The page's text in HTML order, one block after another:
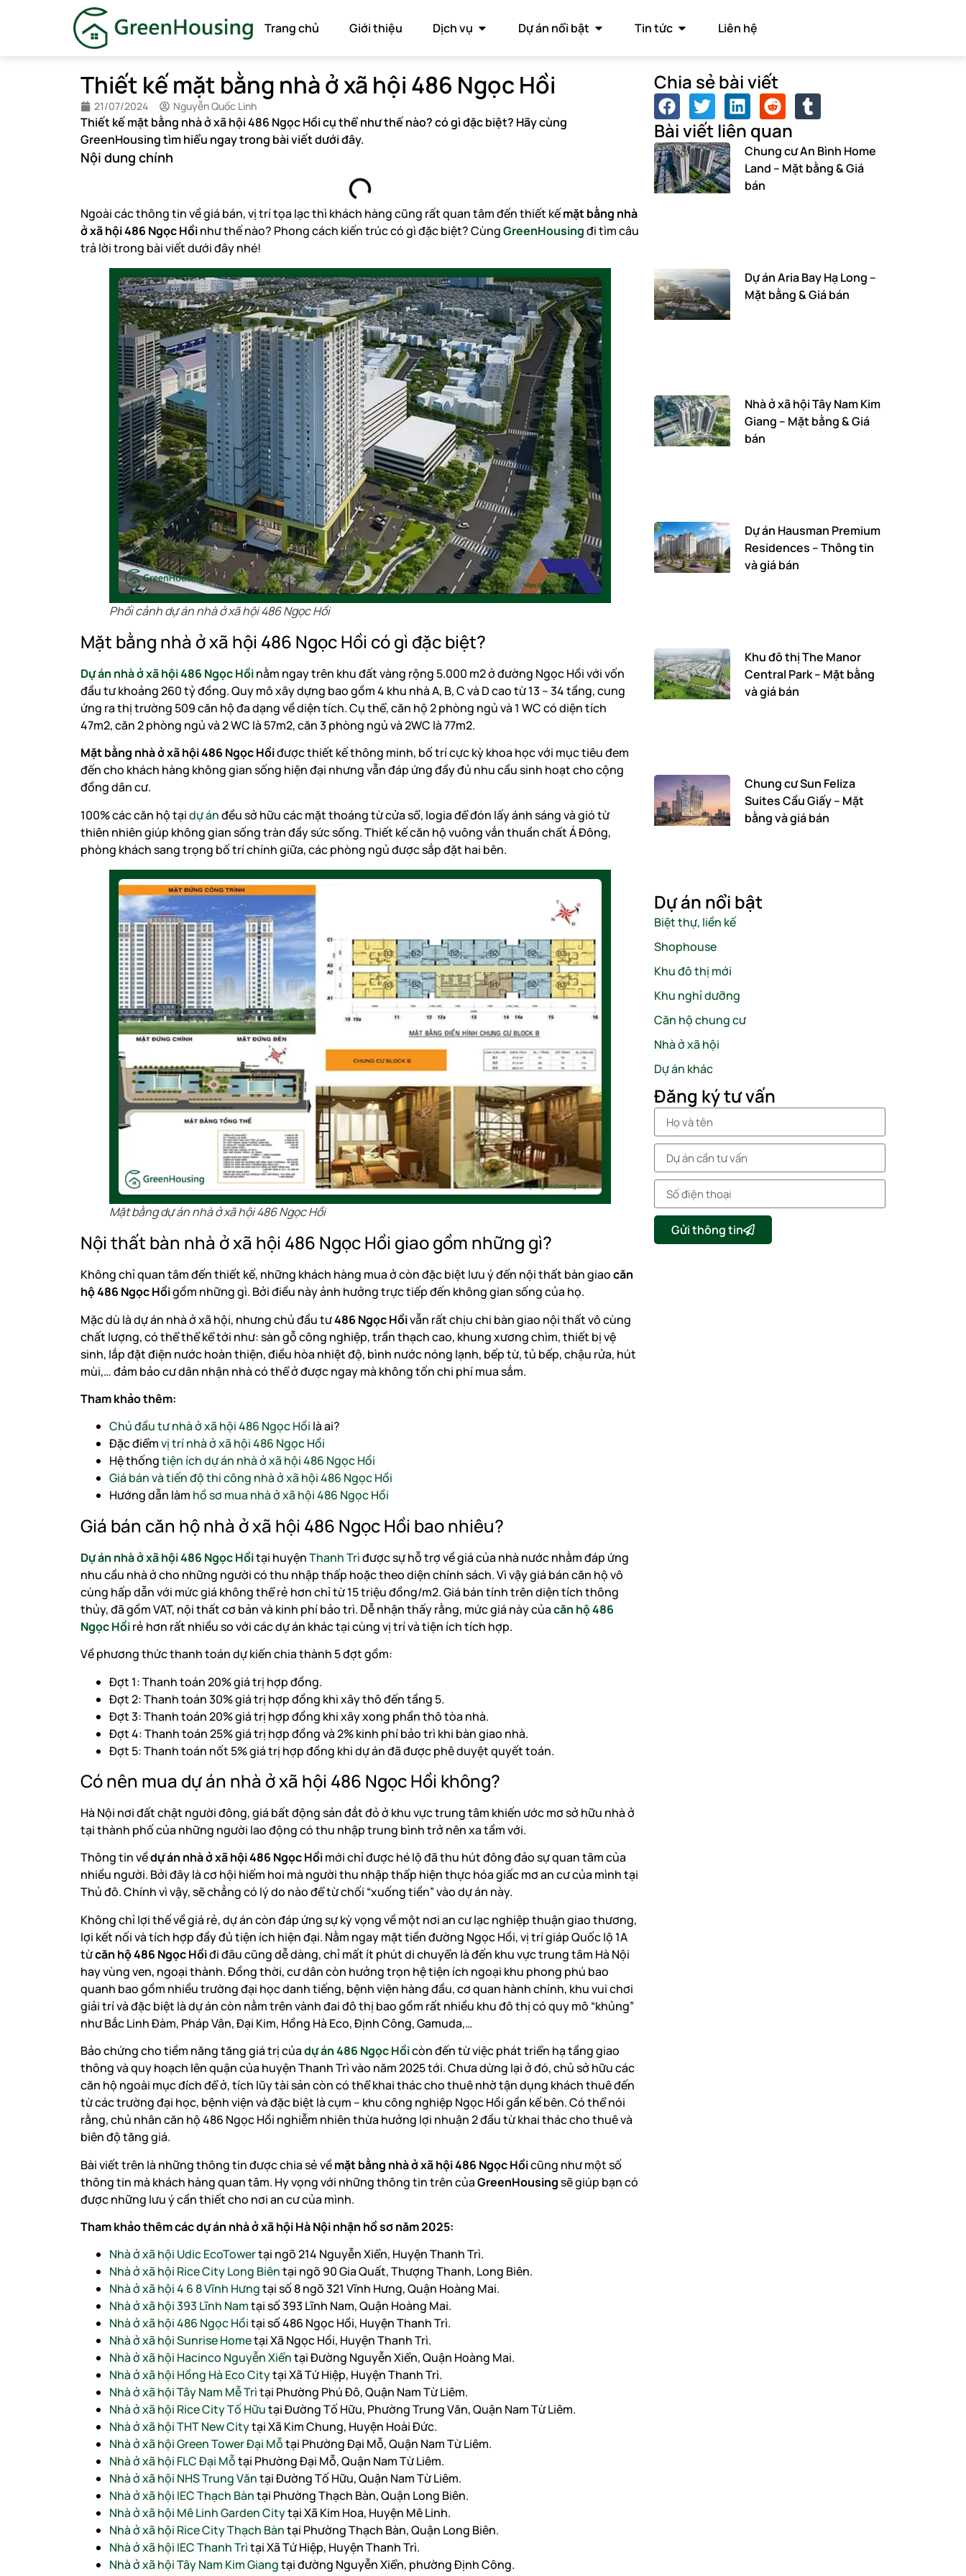
Trang chủ Giới thiệu Dịch vụ Dự án nổi bật Tin tức Liên hệ
Thiết kế mặt bằng nhà ở xã hội 486 Ngọc Hồi
21/07/2024 Nguyễn Quốc Linh
Thiết kế mặt bằng nhà ở xã hội 486 Ngọc Hồi cụ thể như thế nào? có gì đặc biệt? Hãy cùng
GreenHousing tìm hiểu ngay trong bài viết dưới đây.
Nội dung chính
Ngoài các thông tin về giá bán, vị trí tọa lạc thì khách hàng cũng rất quan tâm đến thiết kếmặt bằng nhà
ở xã hội 486 Ngọc Hồinhư thế nào? Phong cách kiến trúc có gì đặc biệt? CùngGreenHousingđi tìm câu
trả lời trong bài viết dưới đây nhé!
Phối cảnh dự án nhà ở xã hội 486 Ngọc Hồi
Mặt bằng nhà ở xã hội 486 Ngọc Hồi có gì đặc biệt?
Dự án nhà ở xã hội 486 Ngọc Hồinằm ngay trên khu đất vàng rộng 5.000 m2 ở đường Ngọc Hồi với vốn
đầu tư khoảng 260 tỷ đồng. Quy mô xây dựng bao gồm 4 khu nhà A, B, C và D cao từ 13 – 34 tầng, cung
ứng ra thị trường 509 căn hộ đa dạng về diện tích. Cụ thể, căn hộ 2 phòng ngủ và 1 WC có diện tích
47m2, căn 2 phòng ngủ và 2 WC là 57m2, căn 3 phòng ngủ và 2WC là 77m2.
Mặt bằng nhà ở xã hội 486 Ngọc Hồiđược thiết kế thông minh, bố trí cực kỳ khoa học với mục tiêu đem
đến cho khách hàng không gian sống hiện đại nhưng vẫn đáp ứng đầy đủ nhu cầu sinh hoạt cho cộng
đồng dân cư.
100% các căn hộ tạidự ánđều sở hữu các mặt thoáng từ cửa sổ, logia để đón lấy ánh sáng và gió từ
thiên nhiên giúp không gian sống tràn đầy sức sống. Thiết kế căn hộ vuông vắn thuần chất Á Đông,
phòng khách sang trọng bố trí chính giữa, các phòng ngủ được sắp đặt hai bên.
Mặt bằng dự án nhà ở xã hội 486 Ngọc Hồi
Nội thất bàn nhà ở xã hội 486 Ngọc Hồi giao gồm những gì?
Không chỉ quan tâm đến thiết kế, những khách hàng mua ở còn đặc biệt lưu ý đến nội thất bàn giaocăn
hộ 486 Ngọc Hồigồm những gì. Bởi điều này ảnh hưởng trực tiếp đến không gian sống của họ.
Mặc dù là dự án nhà ở xã hội, nhưng chủ đầu tư486 Ngọc Hồivẫn rất chịu chi bàn giao nội thất vô cùng
chất lượng, có thể thể kể tới như: sàn gỗ công nghiệp, trần thạch cao, khung xương chìm, thiết bị vệ
sinh, lắp đặt điện nước hoàn thiện, điều hòa nhiệt độ, bình nước nóng lạnh, bếp từ, tủ bếp, chậu rửa, hút
mùi,… đảm bảo cư dân nhận nhà có thể ở được ngay mà không tốn chi phí mua sắm.
Tham khảo thêm:
Chủ đầu tư nhà ở xã hội 486 Ngọc Hồi là ai?
Đặc điểmvị trí nhà ở xã hội 486 Ngọc Hồi
Hệ thốngtiện ích dự án nhà ở xã hội 486 Ngọc Hồi
Giá bán và tiến độ thi công nhà ở xã hội 486 Ngọc Hồi
Hướng dẫn làm hồ sơ mua nhà ở xã hội 486 Ngọc Hồi
Giá bán căn hộ nhà ở xã hội 486 Ngọc Hồi bao nhiêu?
Dự án nhà ở xã hội 486 Ngọc Hồitại huyệnThanh Trìđược sự hỗ trợ về giá của nhà nước nhằm đáp ứng
nhu cầu nhà ở cho những người có thu nhập thấp hoặc theo diện chính sách. Vì vậy giá bán căn hộ vô
cùng hấp dẫn với mức giá không thể rẻ hơn chỉ từ 15 triệu đồng/m2. Giá bán tính trên diện tích thông
thủy, đã gồm VAT, nội thất cơ bản và kinh phí bảo trì. Dễ nhận thấy rằng, mức giá này củacăn hộ 486
Ngọc Hồirẻ hơn rất nhiều so với các dự án khác tại cùng vị trí và tiện ích tích hợp.
Về phương thức thanh toán dự kiến chia thành 5 đợt gồm:
Đợt 1: Thanh toán 20% giá trị hợp đồng.
Đợt 2: Thanh toán 30% giá trị hợp đồng khi xây thô đến tầng 5.
Đợt 3: Thanh toán 20% giá trị hợp đồng khi xây xong phần thô tòa nhà.
Đợt 4: Thanh toán 25% giá trị hợp đồng và 2% kinh phí bảo trì khi bàn giao nhà.
Đợt 5: Thanh toán nốt 5% giá trị hợp đồng khi dự án đã được phê duyệt quyết toán.
Có nên mua dự án nhà ở xã hội 486 Ngọc Hồi không?
Hà Nội nơi đất chật người đông, giá bất động sản đắt đỏ ở khu vực trung tâm khiến ước mơ sở hữu nhà ở
tại thành phố của những người lao động có thu nhập trung bình trở nên xa tầm với.
Thông tin vềdự án nhà ở xã hội 486 Ngọc Hồimới chỉ được hé lộ đã thu hút đông đảo sự quan tâm của
nhiều người. Bởi đây là cơ hội hiếm hoi mà người thu nhập thấp hiện thực hóa giấc mơ an cư của mình tại
Thủ đô. Chính vì vậy, sẽ chẳng có lý do nào để từ chối “xuống tiền” vào dự án này.
Không chỉ lợi thế về giá rẻ, dự án còn đáp ứng sự kỳ vọng về một nơi an cư lạc nghiệp thuận giao thương,
lợi kết nối và tích hợp đầy đủ tiện ích hiện đại. Nằm ngay mặt tiền đường Ngọc Hồi, vị trí giáp Quốc lộ 1A
từcăn hộ 486 Ngọc Hồiđi đâu cũng dễ dàng, chỉ mất ít phút di chuyển là đến khu vực trung tâm Hà Nội
hay vùng ven, ngoại thành. Đồng thời, cư dân còn hưởng trọn hệ tiện ích ngoại khu phong phú bao
quanh bao gồm nhiều trường đại học danh tiếng, bệnh viện hàng đầu, cơ quan hành chính, khu vui chơi
giải trí và đặc biệt là dự án còn nằm trên vành đai đô thị bao gồm rất nhiều khu đô thị có quy mô “khủng”
như Bắc Linh Đàm, Pháp Vân, Đại Kim, Hồng Hà Eco, Định Công, Gamuda,…
Bảo chứng cho tiềm năng tăng giá trị củadự án 486 Ngọc Hồicòn đến từ việc phát triển hạ tầng giao
thông và quy hoạch lên quận của huyện Thanh Trì vào năm 2025 tới. Chưa dừng lại ở đó, chủ sở hữu các
căn hộ ngoài mục đích để ở, tích lũy tài sản còn có thể khai thác cho thuê nhờ tận dụng khách thuê đến
từ các trường đại học, bệnh viện và đặc biệt là cụm – khu công nghiệp Ngọc Hồi gần kế bên. Có thể nói
rằng, chủ nhân căn hộ 486 Ngọc Hồi nghiễm nhiên thừa hưởng lợi nhuận 2 đầu từ khai thác cho thuê và
biên độ tăng giá.
Bài viết trên là những thông tin được chia sẻ vềmặt bằng nhà ở xã hội 486 Ngọc Hồicũng như một số
thông tin mà khách hàng quan tâm. Hy vọng với những thông tin trên củaGreenHousingsẽ giúp bạn có
được những lưu ý cần thiết cho nơi an cư của mình.
Tham khảo thêm các dự án nhà ở xã hội Hà Nội nhận hồ sơ năm 2025:
Nhà ở xã hội Udic EcoTowertại ngõ 214 Nguyễn Xiển, Huyện Thanh Trì.
Nhà ở xã hội Rice City Long Biêntại ngõ 90 Gia Quất, Thượng Thanh, Long Biên.
Nhà ở xã hội 4 6 8 Vĩnh Hưngtại số 8 ngõ 321 Vĩnh Hưng, Quận Hoàng Mai.
Nhà ở xã hội 393 Lĩnh Namtại số 393 Lĩnh Nam, Quận Hoàng Mai.
Nhà ở xã hội 486 Ngọc Hồitại số 486 Ngọc Hồi, Huyện Thanh Trì.
Nhà ở xã hội Sunrise Hometại Xã Ngọc Hồi, Huyện Thanh Trì.
Nhà ở xã hội Hacinco Nguyễn Xiểntại Đường Nguyễn Xiển, Quận Hoàng Mai.
Nhà ở xã hội Hồng Hà Eco Citytại Xã Tứ Hiệp, Huyện Thanh Trì.
Nhà ở xã hội Tây Nam Mễ Trìtại Phường Phú Đô, Quận Nam Từ Liêm.
Nhà ở xã hội Rice City Tố Hữutại Đường Tố Hữu, Phường Trung Văn, Quận Nam Từ Liêm.
Nhà ở xã hội THT New Citytại Xã Kim Chung, Huyện Hoài Đức.
Nhà ở xã hội Green Tower Đại Mỗtại Phường Đại Mỗ, Quận Nam Từ Liêm.
Nhà ở xã hội FLC Đại Mỗtại Phường Đại Mỗ, Quận Nam Từ Liêm.
Nhà ở xã hội NHS Trung Văntại Đường Tố Hữu, Quận Nam Từ Liêm.
Nhà ở xã hội IEC Thạch Bàntại Phường Thạch Bàn, Quận Long Biên.
Nhà ở xã hội Mê Linh Garden Citytại Xã Kim Hoa, Huyện Mê Linh.
Nhà ở xã hội Rice City Thạch Bàntại Phường Thạch Bàn, Quận Long Biên.
Nhà ở xã hội IEC Thanh Trìtại Xã Tứ Hiệp, Huyện Thanh Trì.
Nhà ở xã hội Tây Nam Kim Giangtại đường Nguyễn Xiển, phường Định Công.
Chia sẻ bài viết
Bài viết liên quan
Chung cư An Bình Home
Land – Mặt bằng & Giá
bán
Dự án Aria Bay Hạ Long –
Mặt bằng & Giá bán
Nhà ở xã hội Tây Nam Kim
Giang – Mặt bằng & Giá
bán
Dự án Hausman Premium
Residences – Thông tin
và giá bán
Khu đô thị The Manor
Central Park – Mặt bằng
và giá bán
Chung cư Sun Feliza
Suites Cầu Giấy – Mặt
bằng và giá bán
Dự án nổi bật
Biệt thự, liền kế
Shophouse
Khu đô thị mới
Khu nghỉ dưỡng
Căn hộ chung cư
Nhà ở xã hội
Dự án khác
Đăng ký tư vấn
Gửi thông tin